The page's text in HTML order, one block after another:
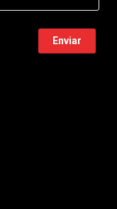
Enviar